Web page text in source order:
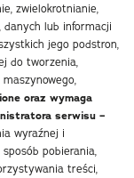
zwielokrotnianie,
lub informacji
jego podstron,
do tworzenia,
oraz wymaga
serwisu –
wyraźnej i
pobierania,
treści,